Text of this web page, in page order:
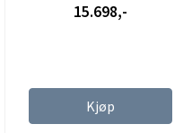
15.698,-
Kjøp